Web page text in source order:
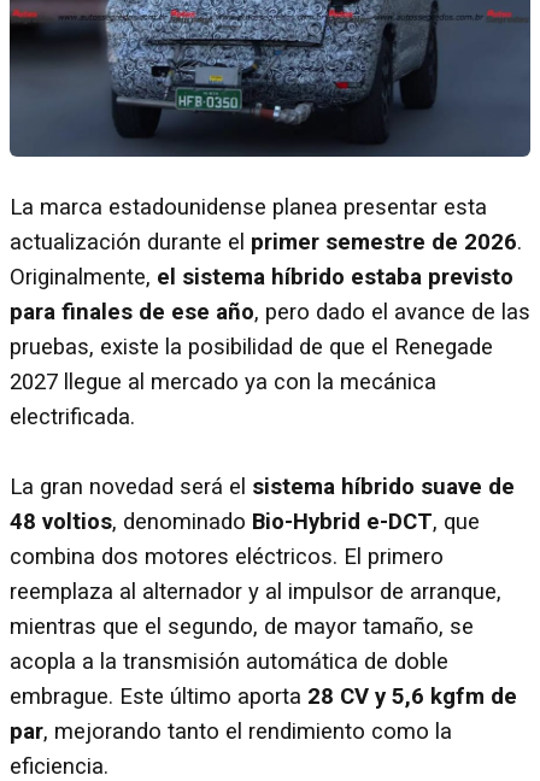
La marca estadounidense planea presentar esta
actualización durante el primer semestre de 2026.
Originalmente, el sistema híbrido estaba previsto
para finales de ese año, pero dado el avance de las
pruebas, existe la posibilidad de que el Renegade
2027 llegue al mercado ya con la mecánica
electrificada.
La gran novedad será el sistema híbrido suave de
48 voltios, denominado Bio-Hybrid e-DCT, que
combina dos motores eléctricos. El primero
reemplaza al alternador y al impulsor de arranque,
mientras que el segundo, de mayor tamaño, se
acopla a la transmisión automática de doble
embrague. Este último aporta 28 CV y 5,6 kgfm de
par, mejorando tanto el rendimiento como la
eficiencia.